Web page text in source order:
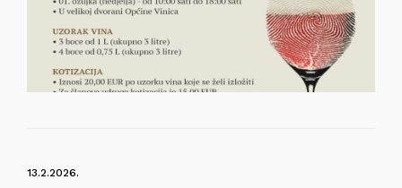
13.2.2026.